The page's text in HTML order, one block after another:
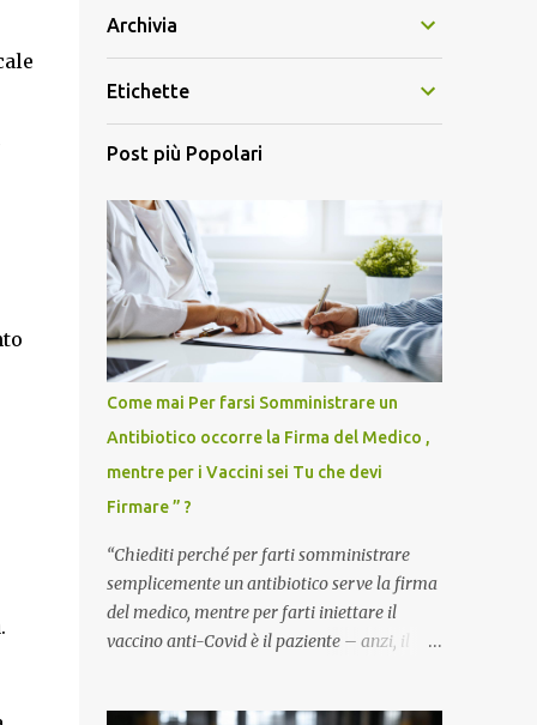
Archivia
Etichette
Post più Popolari
Come mai Per farsi Somministrare un
Antibiotico occorre la Firma del Medico ,
mentre per i Vaccini sei Tu che devi
Firmare ” ?
“Chiediti perché per farti somministrare
semplicemente un antibiotico serve la firma
del medico, mentre per farti iniettare il
vaccino anti-Covid è il paziente – anzi, il